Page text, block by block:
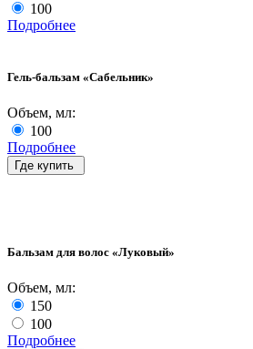
100
Подробнее
Гель-бальзам «Сабельник»
Объем, мл:
100
Подробнее
Где купить
Бальзам для волос «Луковый»
Объем, мл:
150
100
Подробнее